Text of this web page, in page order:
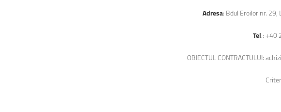
Adresa: Bdul Eroilor nr.
Tel.: +40
OBIECTUL CONTRACTULUI: